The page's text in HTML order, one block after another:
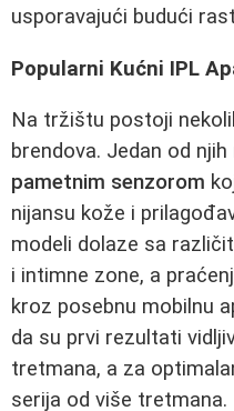
usporavajući budući
Popularni Kućni IPL
Na tržištu postoji
brendova. Jedan od
pametnim senzorom
nijansu kože i
modeli dolaze sa
i intimne zone, a
kroz posebnu mobilnu
da su prvi rezultati
tretmana, a za
serija od više tretmana.